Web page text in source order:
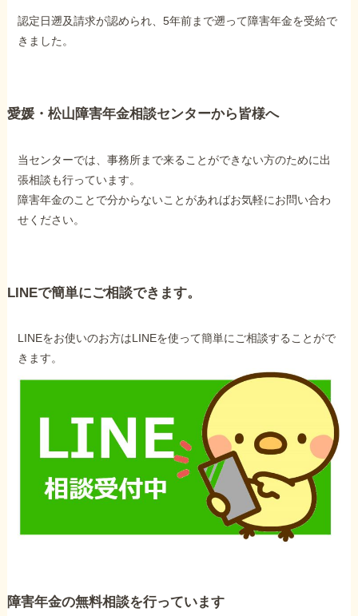
認定日遡及請求が認められ、5年前まで遡って障害年金を受給で
きました。
愛媛・松山障害年金相談センターから皆様へ
当センターでは、事務所まで来ることができない方のために出
張相談も行っています。
障害年金のことで分からないことがあればお気軽にお問い合わ
せください。
LINEで簡単にご相談できます。
LINEをお使いのお方はLINEを使って簡単にご相談することがで
きます。
障害年金の無料相談を行っています